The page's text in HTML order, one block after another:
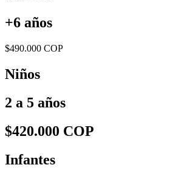
+6 años
$490.000 COP
Niños
2 a 5 años
$420.000 COP
Infantes